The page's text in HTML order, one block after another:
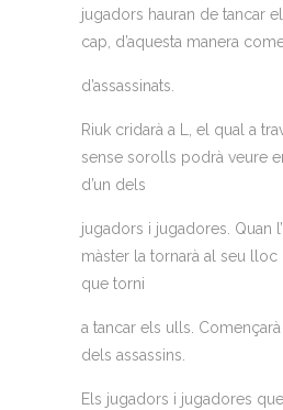
jugadors hauran de tancar
cap, d’aquesta manera
d’assassinats.
Riuk cridarà a L, el qual a
sense sorolls podrà veure
d’un dels
jugadors i jugadores. Quan
màster la tornarà al seu lloc
que torni
a tancar els ulls.
dels assassins.
Els jugadors i jugadores